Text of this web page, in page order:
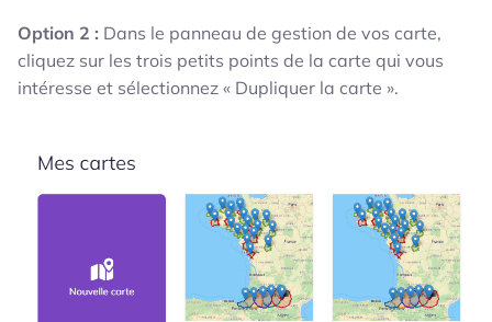
Option 2 : Dans le panneau de gestion de vos carte,
cliquez sur les trois petits points de la carte qui vous
intéresse et sélectionnez « Dupliquer la carte ».